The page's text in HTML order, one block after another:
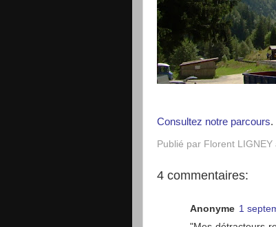
Consultez notre parcours.
Publié par Florent LIGNEY
4 commentaires:
Anonyme 1